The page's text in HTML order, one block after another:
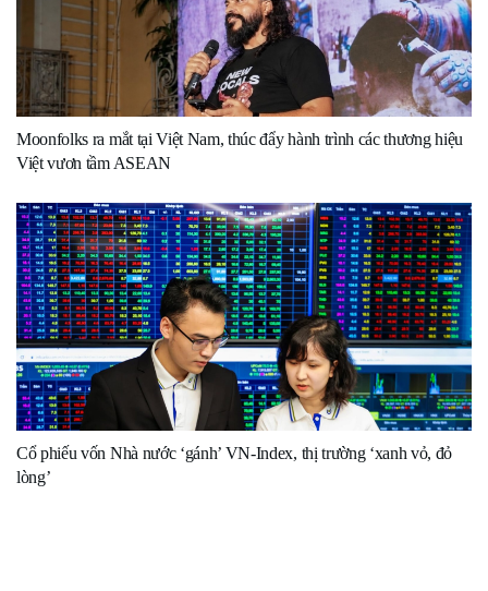
Moonfolks ra mắt tại Việt Nam, thúc đẩy hành trình các thương hiệu
Việt vươn tầm ASEAN
Cổ phiếu vốn Nhà nước ‘gánh’ VN-Index, thị trường ‘xanh vỏ, đỏ
lòng’